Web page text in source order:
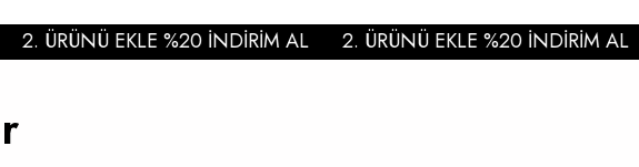
2. ÜRÜNÜ EKLE %20 İNDİRİM AL 2. ÜRÜNÜ EKLE %20 İNDİRİM AL